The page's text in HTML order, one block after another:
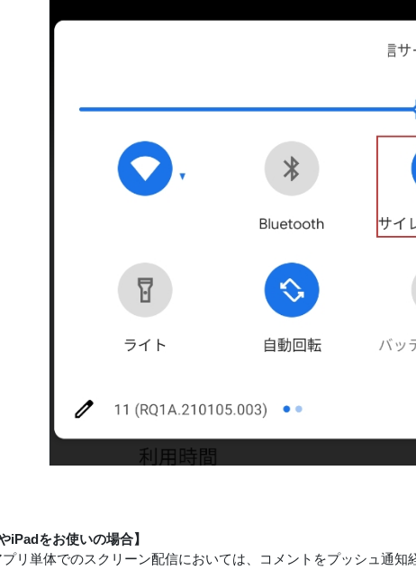
iPadをお使いの場合】
リ単体でのスクリーン配信においては、コメントをプッシュ通知